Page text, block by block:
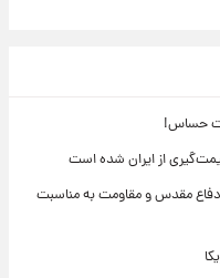
حساس!
از ایران شده است
دفاع مقدس و مقاومت به مناسبت